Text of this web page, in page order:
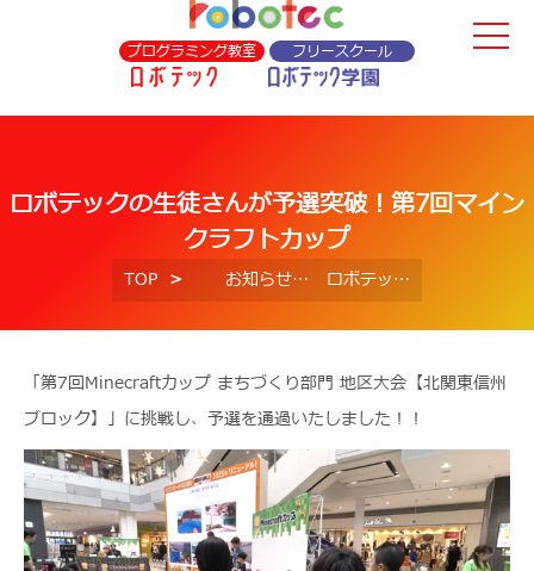
プログラミング教室 フリースクール
ロボテックの生徒さんが予選突破！第7回マイン
クラフトカップ
TOP お知らせ ロボテックの生徒さんが予選突破！第7回マインクラフトカップ
「第7回Minecraftカップ まちづくり部門 地区大会【北関東信州
ブロック】」に挑戦し、予選を通過いたしました！！